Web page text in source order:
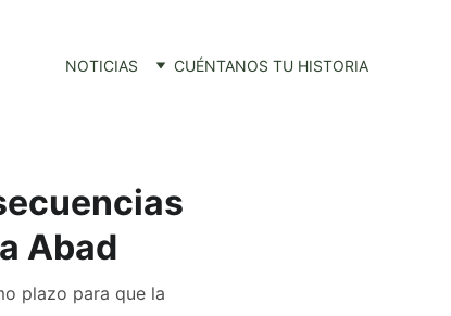
NOTICIAS CUÉNTANOS TU HISTORIA
Abad
plazo para que la